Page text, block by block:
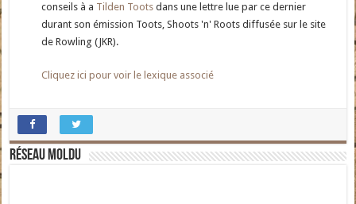
conseils à a Tilden Toots dans une lettre lue par ce dernier
durant son émission Toots, Shoots 'n' Roots diffusée sur le site
de Rowling (JKR).
Cliquez ici pour voir le lexique associé
Réseau moldu